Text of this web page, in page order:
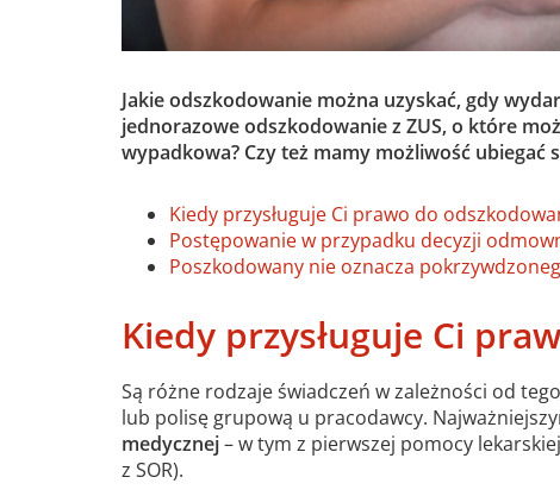
Jakie odszkodowanie można uzyskać, gdy
jednorazowe odszkodowanie z ZUS, o które
wypadkowa? Czy też mamy możliwość ubiegać
Kiedy przysługuje Ci prawo do
Postępowanie w przypadku decyzji
Poszkodowany nie oznacza
Kiedy przysługuje Ci
Są różne rodzaje świadczeń w zależności od
lub polisę grupową u pracodawcy.
medycznej– w tym z pierwszej pomocy
z SOR).